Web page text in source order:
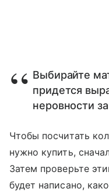
Выбирайте
придется
неровности
Чтобы посчитать
нужно купить,
Затем проверьте
будет написано,